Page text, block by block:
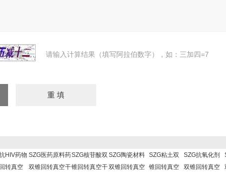
请输入计算结果（填写阿拉伯数字），如：三加四=7
HIV药物
转真空
SZG医药原料药
双锥回转真空干
SZG核苷酸双
锥回转真空干
SZG陶瓷材料
双锥回转真空
SZG粘土双
锥回转真空
SZG抗氧化剂
双锥回转真空